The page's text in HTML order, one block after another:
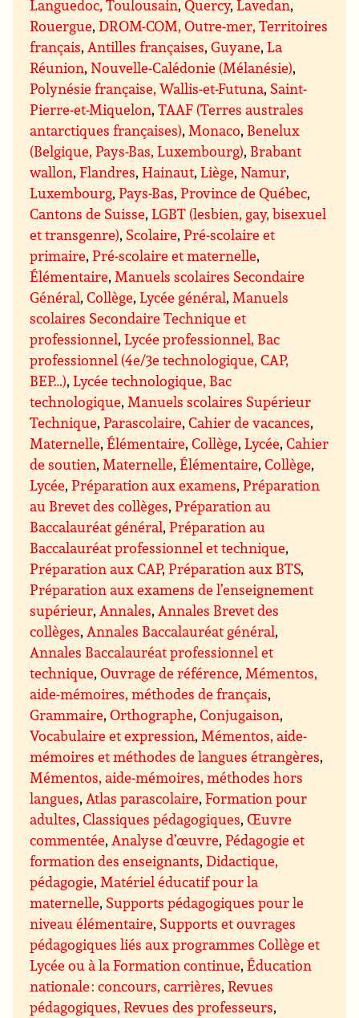
Languedoc, Toulousain,Quercy,Lavedan,
Rouergue,DROM-COM, Outre-mer, Territoires
français, Antilles françaises,Guyane,La
Réunion,Nouvelle-Calédonie (Mélanésie),
Polynésie française, Wallis-et-Futuna, Saint-
Pierre-et-Miquelon,TAAF (Terres australes
antarctiques françaises), Monaco, Benelux
(Belgique, Pays-Bas, Luxembourg), Brabant
wallon,Flandres,Hainaut,Liège,Namur,
Luxembourg,Pays-Bas,Province de Québec,
Cantons de Suisse,LGBT (lesbien, gay, bisexuel
et transgenre), Scolaire,Pré-scolaire et
primaire,Pré-scolaire et maternelle,
Élémentaire, Manuels scolaires Secondaire
Général,Collège,Lycée général, Manuels
scolaires Secondaire Technique et
professionnel,Lycée professionnel, Bac
professionnel (4e/3e technologique, CAP,
BEP…),Lycée technologique, Bac
technologique, Manuels scolaires Supérieur
Technique,Parascolaire,Cahier de vacances,
Maternelle,Élémentaire,Collège,Lycée,Cahier
de soutien, Maternelle,Élémentaire,Collège,
Lycée,Préparation aux examens,Préparation
au Brevet des collèges,Préparation au
Baccalauréat général,Préparation au
Baccalauréat professionnel et technique,
Préparation aux CAP,Préparation aux BTS,
Préparation aux examens de l’enseignement
supérieur, Annales, Annales Brevet des
collèges, Annales Baccalauréat général,
Annales Baccalauréat professionnel et
technique,Ouvrage de référence, Mémentos,
aide-mémoires, méthodes de français,
Grammaire,Orthographe,Conjugaison,
Vocabulaire et expression, Mémentos, aide-
mémoires et méthodes de langues étrangères,
Mémentos, aide-mémoires, méthodes hors
langues, Atlas parascolaire,Formation pour
adultes,Classiques pédagogiques,Œuvre
commentée, Analyse d’œuvre,Pédagogie et
formation des enseignants,Didactique,
pédagogie, Matériel éducatif pour la
maternelle, Supports pédagogiques pour le
niveau élémentaire, Supports et ouvrages
pédagogiques liés aux programmes Collège et
Lycée ou à la Formation continue,Éducation
nationale : concours, carrières,Revues
pédagogiques, Revues des professeurs,